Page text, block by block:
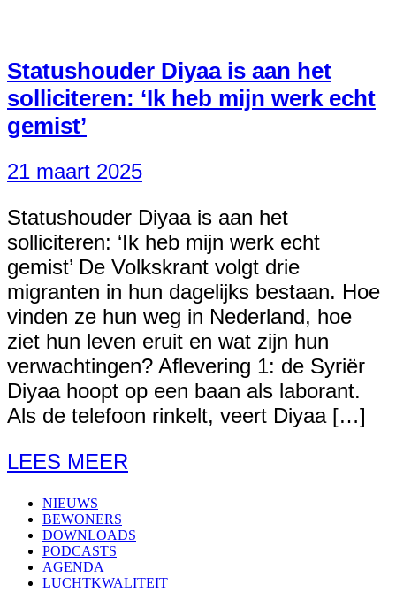
Statushouder Diyaa is aan het
solliciteren: ‘Ik heb mijn werk echt
gemist’
21 maart 2025
Statushouder Diyaa is aan het
solliciteren: ‘Ik heb mijn werk echt
gemist’ De Volkskrant volgt drie
migranten in hun dagelijks bestaan. Hoe
vinden ze hun weg in Nederland, hoe
ziet hun leven eruit en wat zijn hun
verwachtingen? Aflevering 1: de Syriër
Diyaa hoopt op een baan als laborant.
Als de telefoon rinkelt, veert Diyaa […]
LEES MEER
NIEUWS
BEWONERS
DOWNLOADS
PODCASTS
AGENDA
LUCHTKWALITEIT